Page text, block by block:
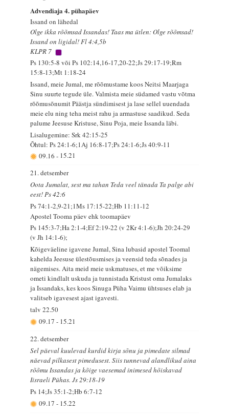
Advendiaja 4. pühapäev
Issand on lähedal
Olge ikka rõõmsad Issandas! Taas ma ütlen: Olge rõõmsad!
Issand on ligidal! Fl 4:4,5b
KLPR 7
Ps 130:5-8 või Ps 102:14,16-17,20-22;Js 29:17-19;Rm
15:8-13;Mt 1:18-24
Issand, meie Jumal, me rõõmustame koos Neitsi Maarjaga
Sinu suurte tegude üle. Valmista meie südamed vastu võtma
rõõmusõnumit Päästja sündimisest ja lase sellel uuendada
meie elu ning teha meist rahu ja armastuse saadikud. Seda
palume Jeesuse Kristuse, Sinu Poja, meie Issanda läbi.
Lisalugemine: Srk 42:15-25
Õhtul: Ps 24:1-6;1Aj 16:8-17;Ps 24:1-6;Js 40:9-11
09.16- 15.21
21. detsember
Oota Jumalat, sest ma tahan Teda veel tänada Ta palge abi
eest! Ps 42:6
Ps 74:1-2,9-21;1Ms 17:15-22;Hb 11:11-12
Apostel Tooma päev ehk toomapäev
Ps 145:3-7;Ha 2:1-4;Ef 2:19-22 (v 2Kr 4:1-6);Jh 20:24-29
(v Jh 14:1-6);
Kõigeväeline igavene Jumal, Sina lubasid apostel Toomal
kahelda Jeesuse ülestõusmises ja veensid teda sõnades ja
nägemises. Aita meid meie uskmatuses, et me võiksime
ometi kindlalt uskuda ja tunnistada Kristust oma Jumalaks
ja Issandaks, kes koos Sinuga Püha Vaimu ühtsuses elab ja
valitseb igavesest ajast igavesti.
talv 22.50
09.17- 15.21
22. detsember
Sel päeval kuulevad kurdid kirja sõnu ja pimedate silmad
näevad pilkasest pimedusest. Siis tunnevad alandlikud aina
rõõmu Issandas ja kõige vaesemad inimesed hõiskavad
Iisraeli Pühas. Js 29:18-19
Ps 14;Js 35:1-2;Hb 6:7-12
09.17- 15.22